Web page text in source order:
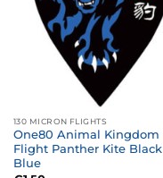
130 MICRON FLIGHTS
One80 Animal Kingdom
Flight Panther Kite Black
Blue